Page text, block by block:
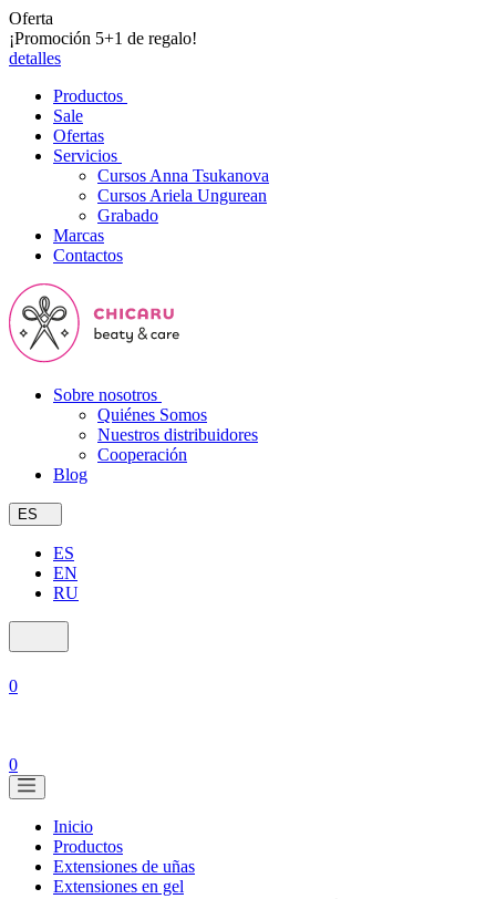
Oferta
¡Promoción 5+1 de regalo!
detalles
Productos
Sale
Ofertas
Servicios
Cursos Anna Tsukanova
Cursos Ariela Ungurean
Grabado
Marcas
Contactos
Sobre nosotros
Quiénes Somos
Nuestros distribuidores
Cooperación
Blog
ES
ES
EN
RU
0
0
Inicio
Productos
Extensiones de uñas
Extensiones en gel